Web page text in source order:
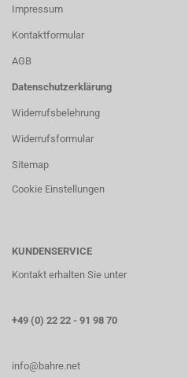
Impressum
Kontaktformular
AGB
Datenschutzerklärung
Widerrufsbelehrung
Widerrufsformular
Sitemap
Cookie Einstellungen
KUNDENSERVICE
Kontakt erhalten Sie unter
+49 (0) 22 22 - 91 98 70
info@bahre.net